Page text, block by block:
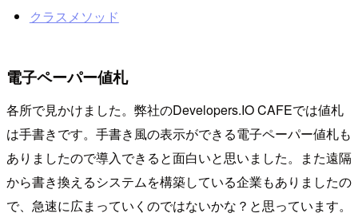
クラスメソッド
電子ペーパー値札
各所で見かけました。弊社のDevelopers.IO CAFEでは値札
は手書きです。手書き風の表示ができる電子ペーパー値札も
ありましたので導入できると面白いと思いました。また遠隔
から書き換えるシステムを構築している企業もありましたの
で、急速に広まっていくのではないかな？と思っています。